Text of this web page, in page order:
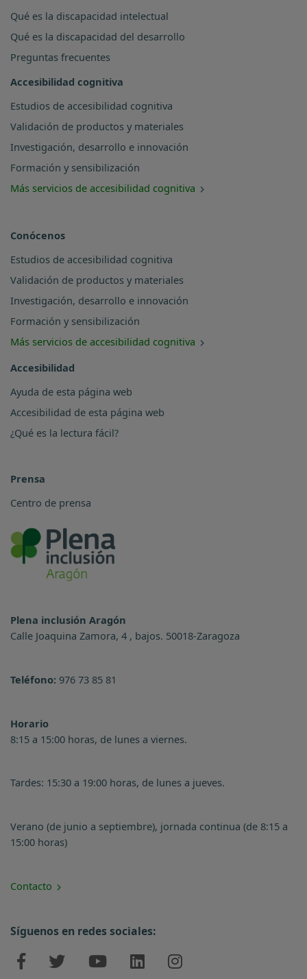
Qué es la discapacidad intelectual
Qué es la discapacidad del desarrollo
Preguntas frecuentes
Accesibilidad cognitiva
Estudios de accesibilidad cognitiva
Validación de productos y materiales
Investigación, desarrollo e innovación
Formación y sensibilización
Más servicios de accesibilidad cognitiva
Conócenos
Estudios de accesibilidad cognitiva
Validación de productos y materiales
Investigación, desarrollo e innovación
Formación y sensibilización
Más servicios de accesibilidad cognitiva
Accesibilidad
Ayuda de esta página web
Accesibilidad de esta página web
¿Qué es la lectura fácil?
Prensa
Centro de prensa
Plena inclusión Aragón
Calle Joaquina Zamora, 4 , bajos. 50018-Zaragoza
Teléfono: 976 73 85 81
Horario
8:15 a 15:00 horas, de lunes a viernes.
Tardes: 15:30 a 19:00 horas, de lunes a jueves.
Verano (de junio a septiembre), jornada continua (de 8:15 a
15:00 horas)
Contacto
Síguenos en redes sociales: